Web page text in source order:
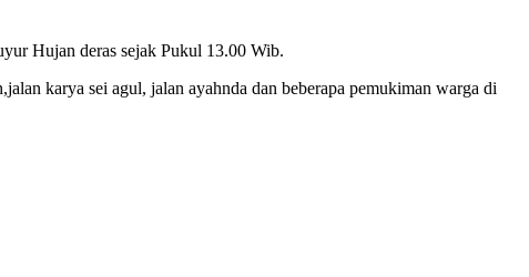
Hujan deras sejak Pukul 13.00 Wib.
karya sei agul, jalan ayahnda dan beberapa pemukiman warga di